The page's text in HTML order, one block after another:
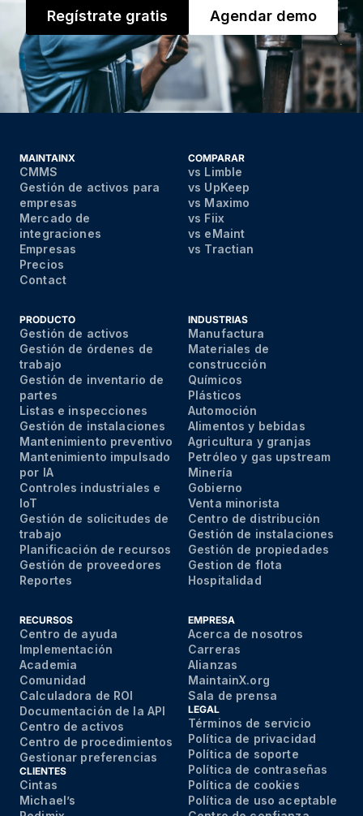
Regístrate gratis Agendar demo
MAINTAINX
CMMS
Gestión de activos para
empresas
Mercado de
integraciones
Empresas
Precios
Contact
COMPARAR
vs Limble
vs UpKeep
vs Maximo
vs Fiix
vs eMaint
vs Tractian
PRODUCTO
Gestión de activos
Gestión de órdenes de
trabajo
Gestión de inventario de
partes
Listas e inspecciones
Gestión de instalaciones
Mantenimiento preventivo
Mantenimiento impulsado
por IA
Controles industriales e
IoT
Gestión de solicitudes de
trabajo
Planificación de recursos
Gestión de proveedores
Reportes
INDUSTRIAS
Manufactura
Materiales de
construcción
Químicos
Plásticos
Automoción
Alimentos y bebidas
Agricultura y granjas
Petróleo y gas upstream
Minería
Gobierno
Venta minorista
Centro de distribución
Gestión de instalaciones
Gestión de propiedades
Gestion de flota
Hospitalidad
RECURSOS
Centro de ayuda
Implementación
Academia
Comunidad
Calculadora de ROI
Documentación de la API
Centro de activos
Centro de procedimientos
Gestionar preferencias
CLIENTES
Cintas
Michael’s
EMPRESA
Acerca de nosotros
Carreras
Alianzas
MaintainX.org
Sala de prensa
LEGAL
Términos de servicio
Política de privacidad
Política de soporte
Política de contraseñas
Política de cookies
Política de uso aceptable